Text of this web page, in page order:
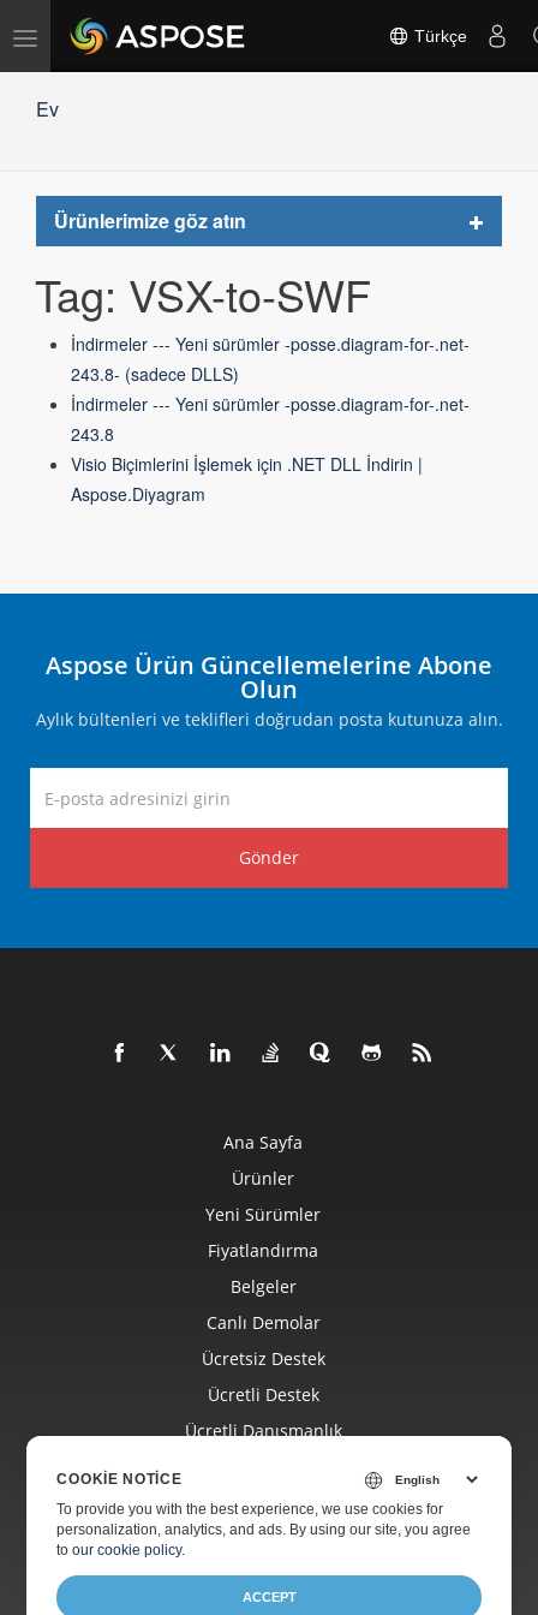
Gezinmeyi
Türkçe
Ev
Ürünlerimize göz atın
Toggle
Tag: VSX-to-SWF
İndirmeler --- Yeni sürümler -posse.diagram-for-.net-
243.8- (sadece DLLS)
İndirmeler --- Yeni sürümler -posse.diagram-for-.net-
243.8
Visio Biçimlerini İşlemek için .NET DLL İndirin |
Aspose.Diyagram
Aspose Ürün Güncellemelerine Abone
Olun
Aylık bültenleri ve teklifleri doğrudan posta kutunuza alın.
Gönder
Ana Sayfa
Ürünler
Yeni Sürümler
Fiyatlandırma
Belgeler
Canlı Demolar
Ücretsiz Destek
Ücretli Destek
Ücretli Danışmanlık
Web Siteleri
Hakkında
COOKIE NOTICE
To provide you with the best experience, we use cookies for
personalization, analytics, and ads. By using our site, you agree
toour cookie policy.
ACCEPT